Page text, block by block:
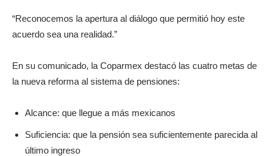
“Reconocemos la apertura al diálogo que permitió hoy este
acuerdo sea una realidad.”
En su comunicado, la Coparmex destacó las cuatro metas de
la nueva reforma al sistema de pensiones:
Alcance: que llegue a más mexicanos
Suficiencia: que la pensión sea suficientemente parecida al
último ingreso